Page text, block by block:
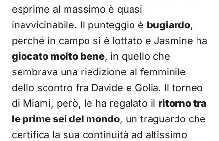
esprime al massimo è quasi
inavvicinabile. Il punteggio è bugiardo,
perché in campo si è lottato e Jasmine ha
giocato molto bene, in quello che
sembrava una riedizione al femminile
dello scontro fra Davide e Golia. Il torneo
di Miami, però, le ha regalato il ritorno tra
le prime sei del mondo, un traguardo che
certifica la sua continuità ad altissimo